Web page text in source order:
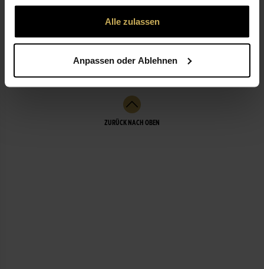
gesammelt haben.
Alle zulassen
Anpassen oder Ablehnen
IHREM PERSÖNLICHEN TEX…MEHR
BEWERTUNGEN
ZURÜCK NACH OBEN